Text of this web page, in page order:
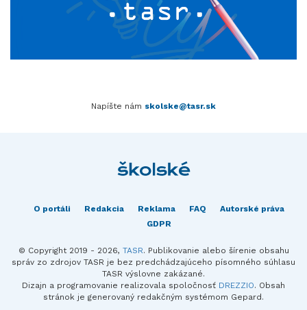
Napíšte nám skolske@tasr.sk
O portáli Redakcia Reklama FAQ
Autorské práva
GDPR
© Copyright 2019 - 2026, TASR. Publikovanie alebo šírenie obsahu
správ zo zdrojov TASR je bez predchádzajúceho písomného súhlasu
TASR výslovne zakázané.
Dizajn a programovanie realizovala spoločnosť DREZZIO. Obsah
stránok je generovaný redakčným systémom Gepard.